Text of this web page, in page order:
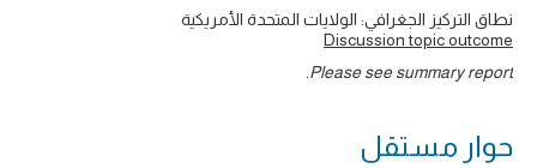
نطاق التركيز الجغرافي: الولايات المتحدة الأمريكية
Discussion topic outcome
Please see summary report.
حوار ‎مستقل